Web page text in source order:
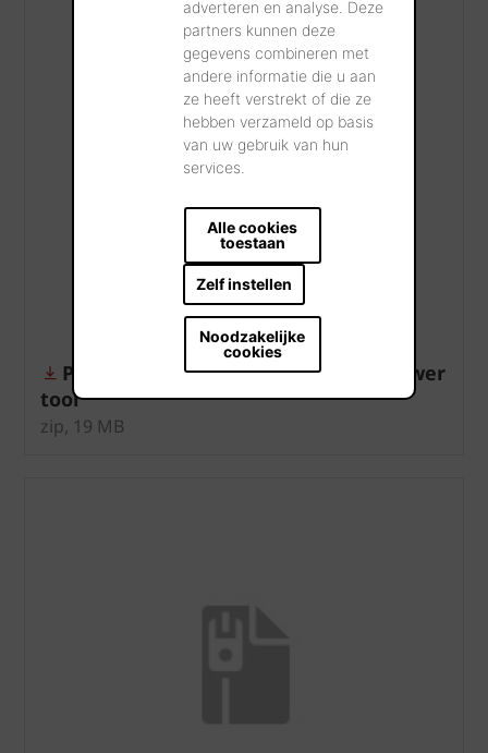
adverteren en analyse. Deze
partners kunnen deze
gegevens combineren met
andere informatie die u aan
ze heeft verstrekt of die ze
hebben verzameld op basis
van uw gebruik van hun
services.
Alle cookies
toestaan
Zelf instellen
Noodzakelijke
cookies
Persbericht wienerberger - Renoviewer
tool
zip, 19 MB